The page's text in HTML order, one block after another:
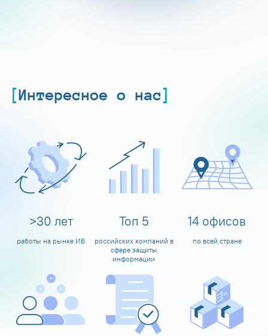
Интересное о нас
>30 лет
работы на рынке ИБ
Топ 5
российских компаний в
сфере защиты
информации
14 офисов
по всей стране